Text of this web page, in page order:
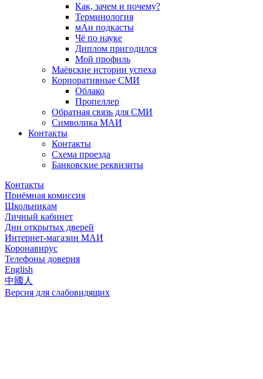
Как, зачем и почему?
Терминология
мАи подкасты
Чё по науке
Диплом пригодился
Мой профиль
Маёвские истории успеха
Корпоративные СМИ
Облако
Пропеллер
Обратная связь для СМИ
Символика МАИ
Контакты
Контакты
Схема проезда
Банковские реквизиты
Контакты
Приёмная комиссия
Школьникам
Личный кабинет
Дни открытых дверей
Интернет-магазин МАИ
Коронавирус
Телефоны доверия
English
中國人
Версия для слабовидящих